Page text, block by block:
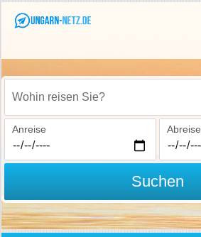
Wohin reisen Sie?
Anreise Abreise
Suchen